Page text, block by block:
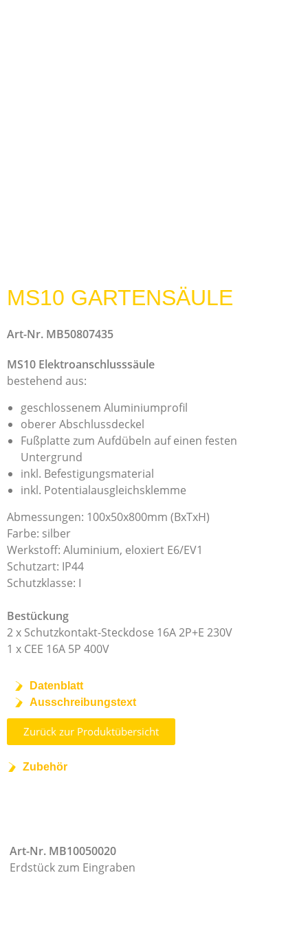
MS10 GARTENSÄULE
Art-Nr. MB50807435
MS10 Elektroanschlusssäule
bestehend aus:
geschlossenem Aluminiumprofil
oberer Abschlussdeckel
Fußplatte zum Aufdübeln auf einen festen
Untergrund
inkl. Befestigungsmaterial
inkl. Potentialausgleichsklemme
Abmessungen: 100x50x800mm (BxTxH)
Farbe: silber
Werkstoff: Aluminium, eloxiert E6/EV1
Schutzart: IP44
Schutzklasse: I
Bestückung
2 x Schutzkontakt-Steckdose 16A 2P+E 230V
1 x CEE 16A 5P 400V
Datenblatt
Ausschreibungstext
Zurück zur Produktübersicht
Zubehör
Art-Nr. MB10050020
Erdstück zum Eingraben